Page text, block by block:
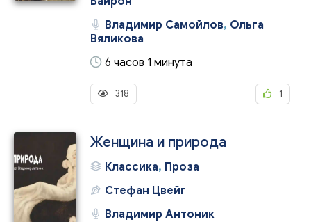
Владимир Самойлов, Ольга
Вяликова
6 часов 1 минута
318 1
Женщина и природа
Классика, Проза
Стефан Цвейг
Владимир Антоник